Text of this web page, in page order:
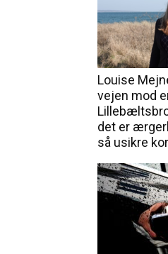
Louise
vejen mod
det er
så usikre